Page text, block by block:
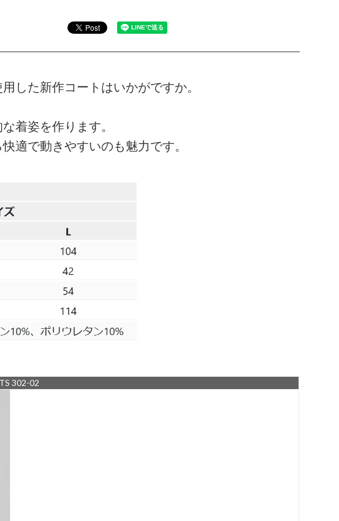
した新作コートはいかがですか。
着姿を作ります。
適で動きやすいのも魅力です。
302-02